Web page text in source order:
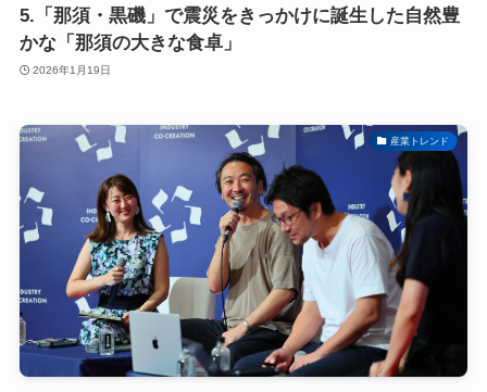
5.「那須・黒磯」で震災をきっかけに誕生した自然豊
かな「那須の大きな食卓」
2026年1月19日
産業トレンド